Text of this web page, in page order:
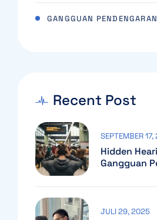
GANGGUAN PENDENGARAN
Recent Post
Hidden
Gangguan
SEPTEMBER
JULI 29, 2025